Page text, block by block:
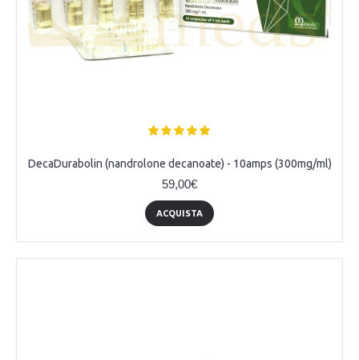
DecaDurabolin (nandrolone decanoate) - 10amps (300mg/ml)
59,00€
ACQUISTA